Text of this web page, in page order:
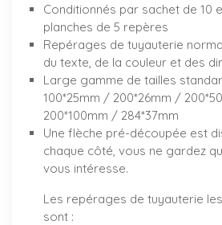
Conditionnés par sachet de 10
planches de 5 repères
Repérages de tuyauterie
du texte, de la couleur et des
Large gamme de tailles
100*25mm / 200*26mm /
200*100mm / 284*37mm
Une flèche pré-découpée est
chaque côté, vous ne gardez
vous intéresse.
Les repérages de tuyauterie
sont :